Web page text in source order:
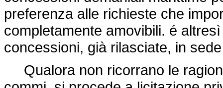
preferenza alle richieste che
completamente amovibili. é
concessioni, già rilasciate, in
Qualora non ricorrano le